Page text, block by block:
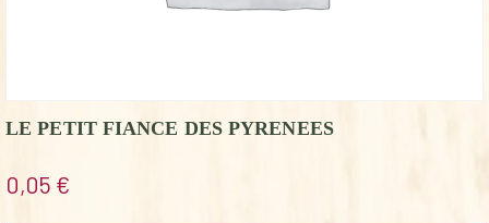
LE PETIT FIANCE DES PYRENEES
0,05 €